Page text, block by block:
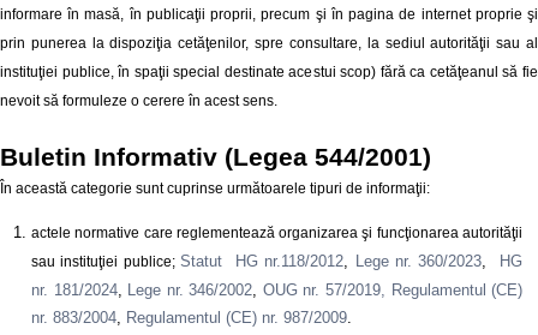
informare în masă, în publicaţii proprii, precum şi în pagina de internet proprie şi
prin punerea la dispoziţia cetăţenilor, spre consultare, la sediul autorităţii sau al
instituţiei publice, în spaţii special destinate acestui scop) fără ca cetăţeanul să fie
nevoit să formuleze o cerere în acest sens.
Buletin Informativ (Legea 544/2001)
În această categorie sunt cuprinse următoarele tipuri de informaţii:
actele normative care reglementează organizarea şi funcţionarea autorităţii
sau instituţiei publice;Statut HG nr.118/2012 Lege nr. 360/2023
HG
nr. 181/2024, Lege nr. 346/2002 OUG nr. 57/2019,
Regulamentul (CE)
nr. 883/2004
Regulamentul (CE) nr. 987/2009